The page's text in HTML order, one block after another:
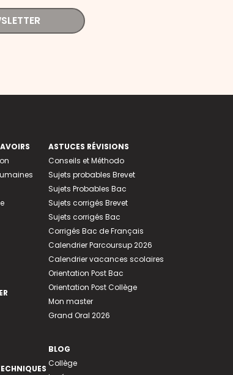
ASTUCES RÉVISIONS
Conseils et Méthodo
Sujets probables Brevet
Sujets Probables Bac
Sujets corrigés Brevet
Sujets corrigés Bac
Corrigés Bac de Français
Calendrier Parcoursup 2026
Calendrier vacances scolaires
Orientation Post Bac
Orientation Post Collège
Mon master
Grand Oral 2026
BLOG
Collège